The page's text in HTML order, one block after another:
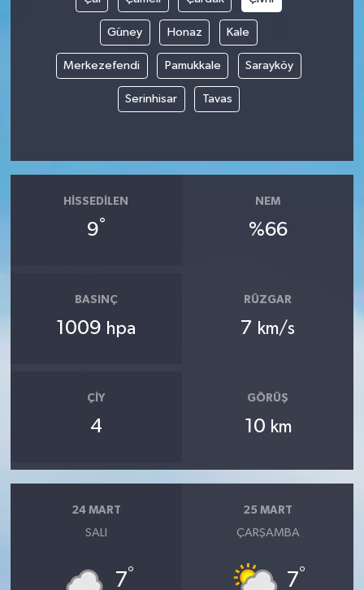
Güney Honaz Kale
Merkezefendi Pamukkale Sarayköy
Serinhisar Tavas
HISSEDILEN
9°
NEM
%66
BASINÇ
1009 hpa
RÜZGAR
7 km/s
ÇIY
4
GÖRÜŞ
10 km
24 MART
SALI
7°
25 MART
ÇARŞAMBA
7°